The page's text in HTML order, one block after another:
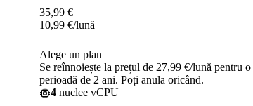
35,99 €
10,99 €/lună
Alege un plan
Se reînnoiește la prețul de 27,99 €/lună pentru o
perioadă de 2 ani. Poți anula oricând.
4 nuclee vCPU